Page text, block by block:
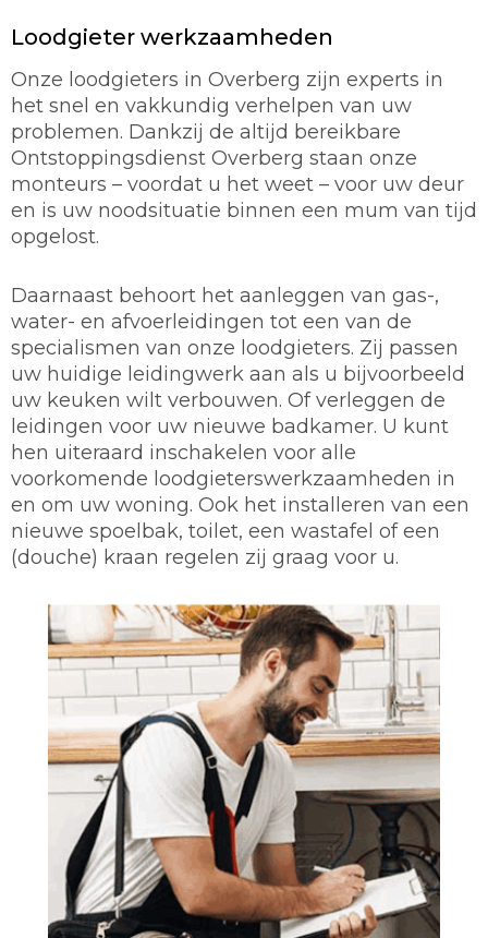
Loodgieter werkzaamheden
Onze loodgieters in Overberg zijn experts in
het snel en vakkundig verhelpen van uw
problemen. Dankzij de altijd bereikbare
Ontstoppingsdienst Overberg staan onze
monteurs – voordat u het weet – voor uw deur
en is uw noodsituatie binnen een mum van tijd
opgelost.
Daarnaast behoort het aanleggen van gas-,
water- en afvoerleidingen tot een van de
specialismen van onze loodgieters. Zij passen
uw huidige leidingwerk aan als u bijvoorbeeld
uw keuken wilt verbouwen. Of verleggen de
leidingen voor uw nieuwe badkamer. U kunt
hen uiteraard inschakelen voor alle
voorkomende loodgieterswerkzaamheden in
en om uw woning. Ook het installeren van een
nieuwe spoelbak, toilet, een wastafel of een
(douche) kraan regelen zij graag voor u.